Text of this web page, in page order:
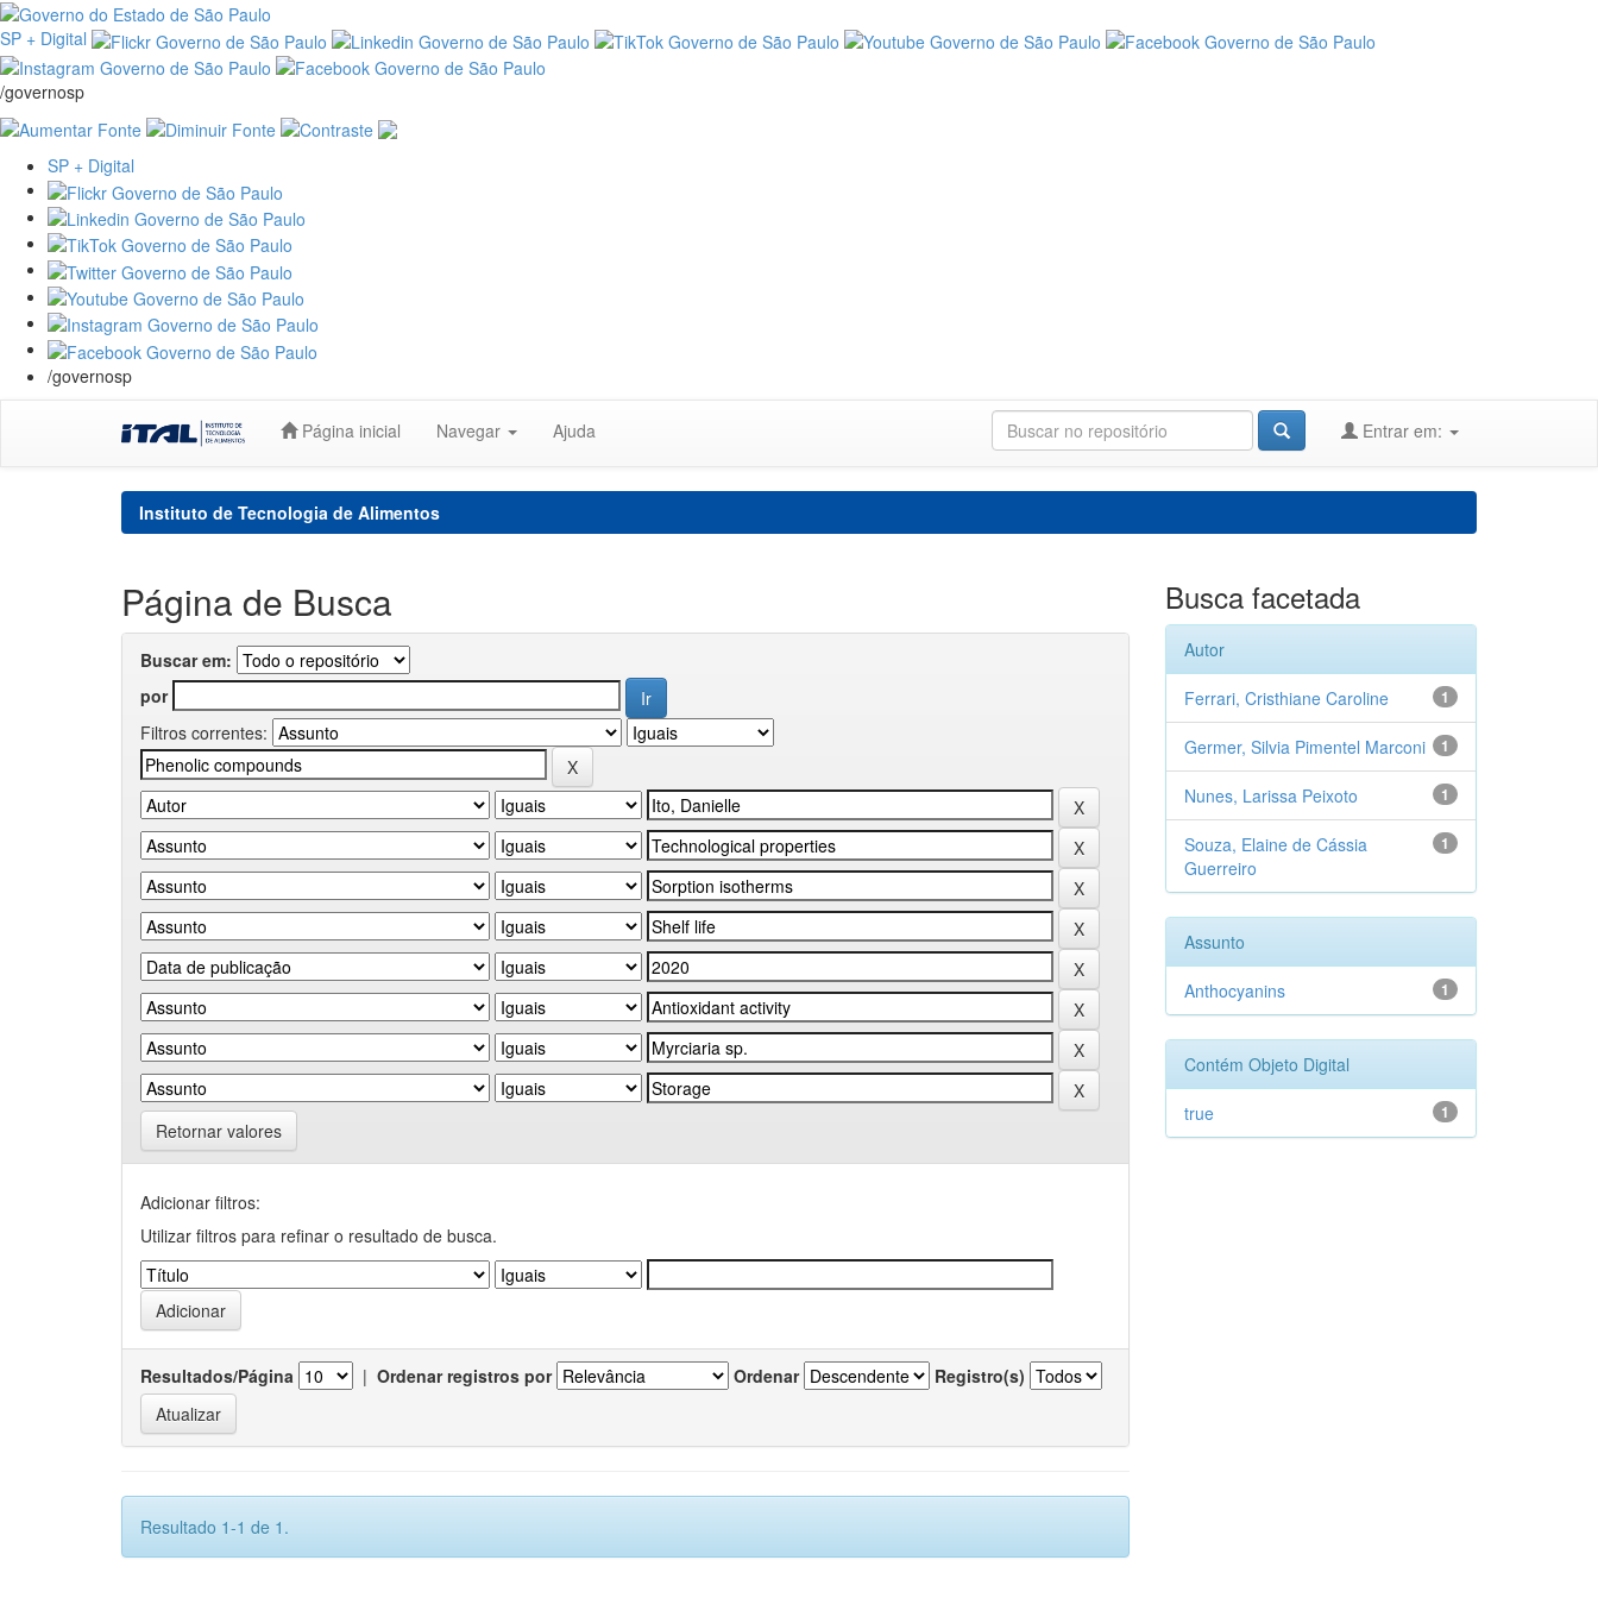
SP + Digital
/governosp
SP + Digital
/governosp
Página inicial Navegar Ajuda Entrar em:
Instituto de Tecnologia de Alimentos
Página de Busca
Buscar em:
por
Filtros correntes:
Retornar valores
Adicionar filtros:
Utilizar filtros para refinar o resultado de busca.
Resultados/Página | Ordenar registros por Ordenar Registro(s)
Resultado 1-1 de 1.
Busca facetada
Autor
1
Ferrari, Cristhiane Caroline
1
Germer, Silvia Pimentel Marconi
1
Nunes, Larissa Peixoto
1
Souza, Elaine de Cássia
Guerreiro
Assunto
1
Anthocyanins
Contém Objeto Digital
1
true